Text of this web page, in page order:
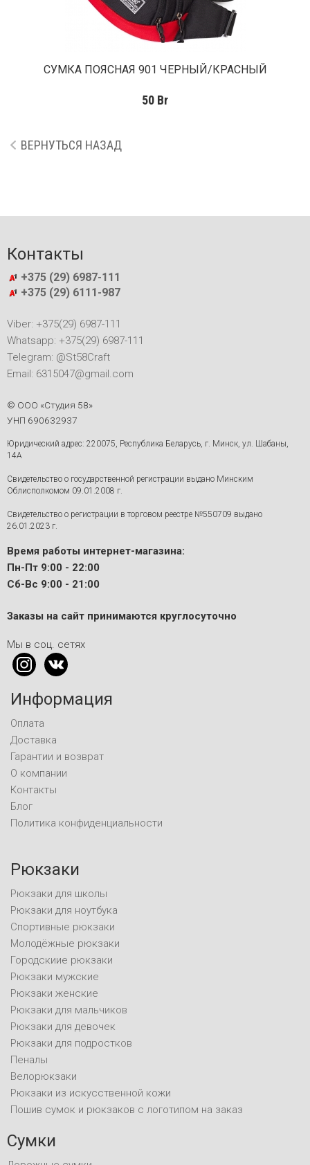
СУМКА ПОЯСНАЯ 901 ЧЕРНЫЙ/КРАСНЫЙ
50 Br
ВЕРНУТЬСЯ НАЗАД
Контакты
+375 (29) 6987-111
+375 (29) 6111-987
Viber: +375(29) 6987-111
Whatsapp: +375(29) 6987-111
Telegram: @St58Craft
Email: 6315047@gmail.com
© ООО «Студия 58»
УНП 690632937
Юридический адрес: 220075, Республика Беларусь, г. Минск, ул. Шабаны,
14А
Свидетельство о государственной регистрации выдано Минским
Облисполкомом 09.01.2008 г.
Свидетельство о регистрации в торговом реестре №550709 выдано
26.01.2023 г.
Время работы интернет-магазина:
Пн-Пт 9:00 - 22:00
Сб-Вс 9:00 - 21:00
Заказы на сайт принимаются круглосуточно
Мы в соц. сетях
Информация
Оплата
Доставка
Гарантии и возврат
О компании
Контакты
Блог
Политика конфиденциальности
Рюкзаки
Рюкзаки для школы
Рюкзаки для ноутбука
Спортивные рюкзаки
Молодёжные рюкзаки
Городскиие рюкзаки
Рюкзаки мужские
Рюкзаки женские
Рюкзаки для мальчиков
Рюкзаки для девочек
Рюкзаки для подростков
Пеналы
Велорюкзаки
Рюкзаки из искусственной кожи
Пошив сумок и рюкзаков с логотипом на заказ
Сумки